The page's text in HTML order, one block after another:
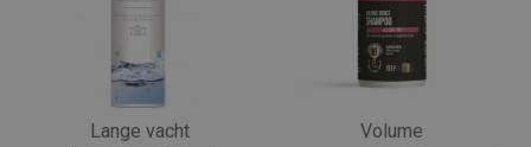
Lange vacht Volume